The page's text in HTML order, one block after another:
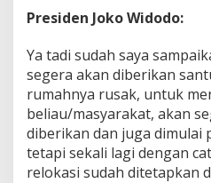
Presiden Joko Widodo:
Ya tadi sudah saya
segera akan diberikan
rumahnya rusak, untuk
beliau/masyarakat, akan
diberikan dan juga dimulai
tetapi sekali lagi dengan
relokasi sudah ditetapkan